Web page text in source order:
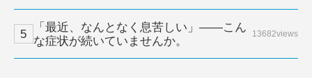
「最近、なんとなく息苦しい」——こん
な症状が続いていませんか。
13682views